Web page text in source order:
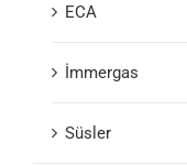
ECA
İmmergas
Süsler